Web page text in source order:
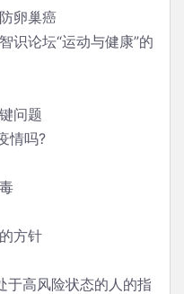
卵巢癌
论坛“运动与健康”的
问题
情吗?
方针
于高风险状态的人的指